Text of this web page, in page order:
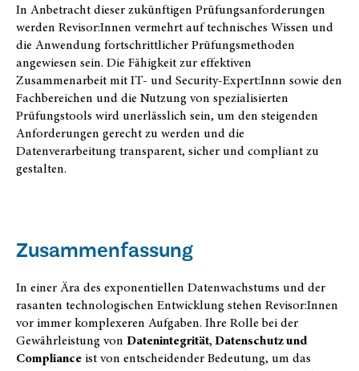
In Anbetracht dieser zukünftigen Prüfungsanforderungen
werden Revisor:Innen vermehrt auf technisches Wissen und
die Anwendung fortschrittlicher Prüfungsmethoden
angewiesen sein. Die Fähigkeit zur effektiven
Zusammenarbeit mit IT- und Security-Expert:Innn sowie den
Fachbereichen und die Nutzung von spezialisierten
Prüfungstools wird unerlässlich sein, um den steigenden
Anforderungen gerecht zu werden und die
Datenverarbeitung transparent, sicher und compliant zu
gestalten.
Zusammenfassung
In einer Ära des exponentiellen Datenwachstums und der
rasanten technologischen Entwicklung stehen Revisor:Innen
vor immer komplexeren Aufgaben. Ihre Rolle bei der
Gewährleistung von Datenintegrität, Datenschutz und
Compliance ist von entscheidender Bedeutung, um das